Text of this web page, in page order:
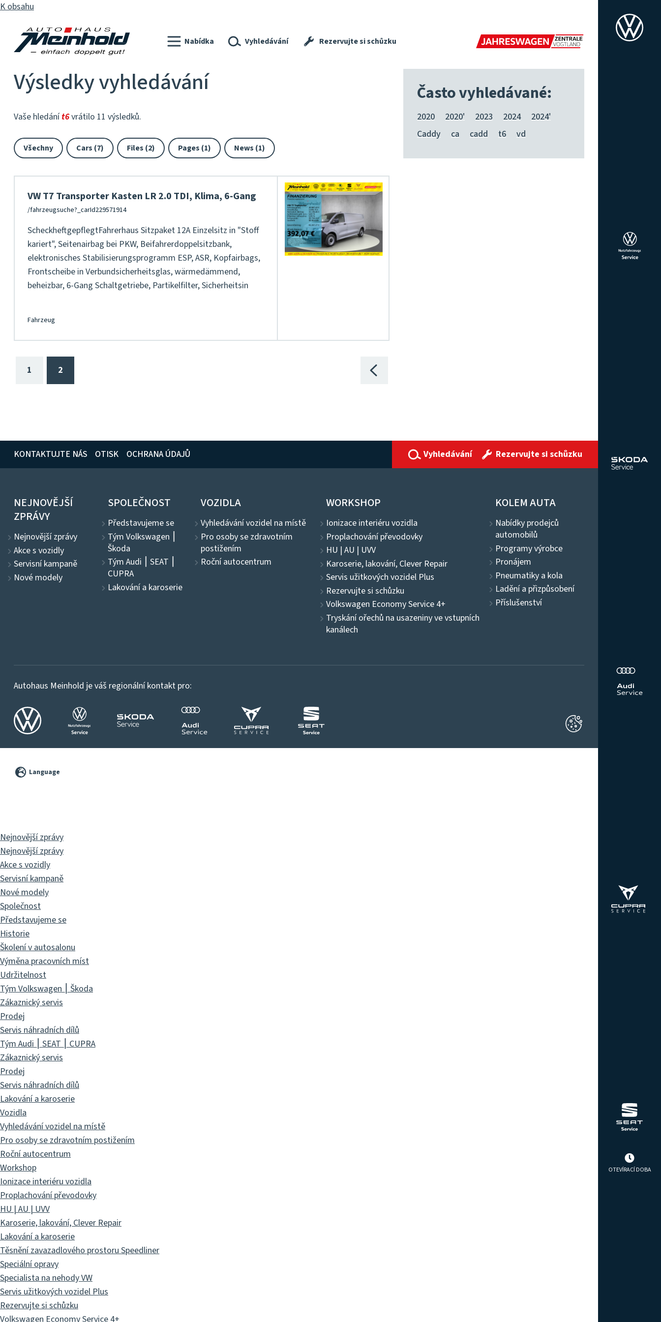
K obsahu
Nabídka Vyhledávání Rezervujte si schůzku
OTEVÍRACÍ DOBA
Výsledky vyhledávání
Vaše hledánít6vrátilo 11 výsledků.
Všechny Cars (7) Files (2) Pages (1) News (1)
VW T7 Transporter Kasten LR 2.0 TDI, Klima, 6-Gang
ScheckheftgepflegtFahrerhaus Sitzpaket 12A Einzelsitz in "Stoff
kariert", Seitenairbag bei PKW, Beifahrerdoppelsitzbank,
elektronisches Stabilisierungsprogramm ESP, ASR, Kopfairbags,
Frontscheibe in Verbundsicherheitsglas, wärmedämmend,
beheizbar, 6-Gang Schaltgetriebe, Partikelfilter, Sicherheitsin
Fahrzeug
1 2
Často vyhledávané:
2020 2020' 2023 2024
2024'
Caddy
ca cadd t6 vd
KONTAKTUJTE NÁS OTISK OCHRANA ÚDAJŮ Vyhledávání Rezervujte si schůzku
NEJNOVĚJŠÍ
ZPRÁVY
Nejnovější zprávy
Akce s vozidly
Servisní kampaně
Nové modely
SPOLEČNOST
Představujeme se
Tým Volkswagen ⎮
Škoda
Tým Audi ⎮ SEAT ⎮
CUPRA
Lakování a karoserie
VOZIDLA
Vyhledávání vozidel na místě
Pro osoby se zdravotním
postižením
Roční autocentrum
WORKSHOP
Ionizace interiéru vozidla
Proplachování převodovky
HU | AU | UVV
Karoserie, lakování, Clever Repair
Servis užitkových vozidel Plus
Rezervujte si schůzku
Volkswagen Economy Service 4+
Tryskání ořechů na usazeniny ve vstupních
kanálech
KOLEM AUTA
Nabídky prodejců
automobilů
Programy výrobce
Pronájem
Pneumatiky a kola
Ladění a přizpůsobení
Příslušenství
Autohaus Meinhold je váš regionální kontakt pro:
2026
Pixelbrand
Language
Nejnovější zprávy
Nejnovější zprávy
Akce s vozidly
Servisní kampaně
Nové modely
Společnost
Představujeme se
Historie
Školení v autosalonu
Výměna pracovních míst
Udržitelnost
Tým Volkswagen ⎮ Škoda
Zákaznický servis
Prodej
Servis náhradních dílů
Tým Audi ⎮ SEAT ⎮ CUPRA
Zákaznický servis
Prodej
Servis náhradních dílů
Lakování a karoserie
Vozidla
Vyhledávání vozidel na místě
Pro osoby se zdravotním postižením
Roční autocentrum
Workshop
Ionizace interiéru vozidla
Proplachování převodovky
HU | AU | UVV
Karoserie, lakování, Clever Repair
Lakování a karoserie
Těsnění zavazadlového prostoru Speedliner
Speciální opravy
Specialista na nehody VW
Servis užitkových vozidel Plus
Rezervujte si schůzku
Volkswagen Economy Service 4+